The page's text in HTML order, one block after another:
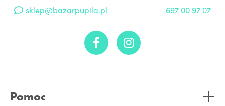
sklep@bazarpupila.pl
697 00 97 07
Pomoc